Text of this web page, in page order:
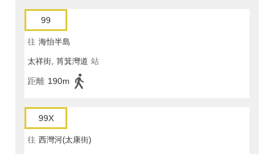
99
往 海怡半島
太祥街, 筲箕灣道 站
距離 190m
99X
往 西灣河(太康街)